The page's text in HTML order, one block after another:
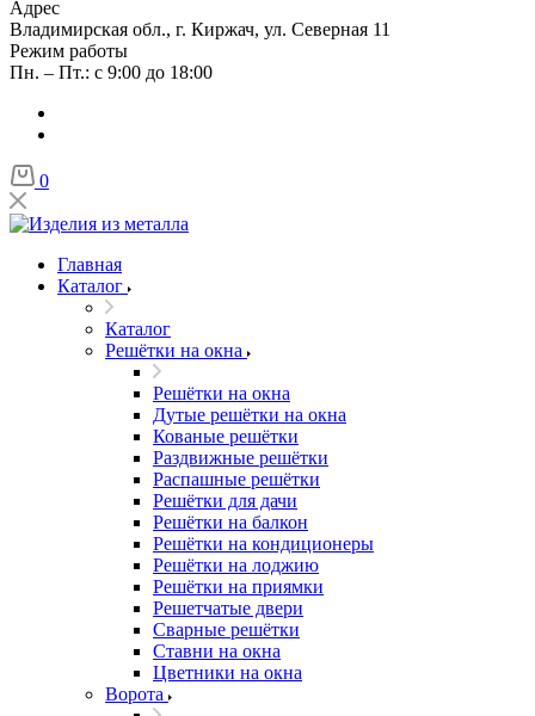
Адрес
Владимирская обл., г. Киржач, ул. Северная 11
Режим работы
Пн. – Пт.: с 9:00 до 18:00
0
Главная
Каталог
Каталог
Решётки на окна
Решётки на окна
Дутые решётки на окна
Кованые решётки
Раздвижные решётки
Распашные решётки
Решётки для дачи
Решётки на балкон
Решётки на кондиционеры
Решётки на лоджию
Решётки на приямки
Решетчатые двери
Сварные решётки
Ставни на окна
Цветники на окна
Ворота